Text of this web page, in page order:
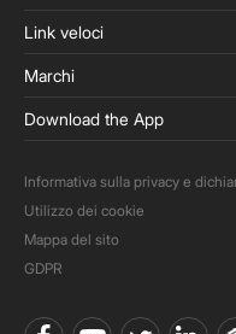
Link veloci
Marchi
Download the App
Informativa sulla privacy e
Utilizzo dei cookie
Mappa del sito
GDPR